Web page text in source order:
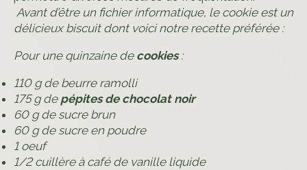
Avant d’être un fichier informatique, le cookie est un
délicieux biscuit dont voici notre recette préférée :
Pour une quinzaine decookies:
110 g de beurre ramolli
175 g depépites de chocolat noir
60 g de sucre brun
60 g de sucre en poudre
1 oeuf
1/2 cuillère à café de vanille liquide